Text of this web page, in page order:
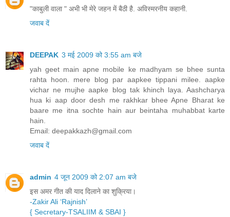
"काबुली वाला " अभी भी मेरे जहन में बैठी है. अविस्मरनीय कहानी.
जवाब दें
DEEPAK 3 मई 2009 को 3:55 am बजे
yah geet main apne mobile ke madhyam se bhee sunta
rahta hoon. mere blog par aapkee tippani milee. aapke
vichar ne mujhe aapke blog tak khinch laya. Aashcharya
hua ki aap door desh me rakhkar bhee Apne Bharat ke
baare me itna sochte hain aur beintaha muhabbat karte
hain.
Email: deepakkazh@gmail.com
जवाब दें
admin 4 जून 2009 को 2:07 am बजे
इस अमर गीत की याद दिलाने का शुक्रिया।
-Zakir Ali ‘Rajnish’
{ Secretary-TSALIIM & SBAI }